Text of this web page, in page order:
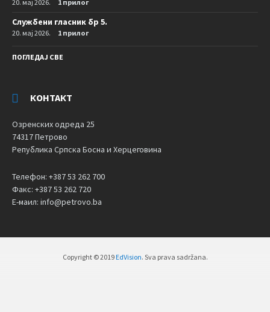
20. мај 2026. 1 прилог
Службени гласник бр 5.
20. мај 2026. 1 прилог
ПОГЛЕДАЈ СВЕ
КОНТАКТ
Озренских одреда 25
74317 Петрово
Република Српска Босна и Херцеговина
Телефон: +387 53 262 700
Факс: +387 53 262 720
Е-маил: info@petrovo.ba
Copyright © 2019 EdVision. Sva prava sadržana.